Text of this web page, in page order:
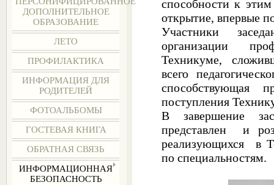
ДОПОЛНИТЕЛЬНОЕ
ОБРАЗОВАНИЕ
ЛЕТО
ПРОФИЛАКТИКА
ИНФОРМАЦИЯ ДЛЯ
РОДИТЕЛЕЙ
ФОТОАЛЬБОМЫ
ГОСТЕВАЯ КНИГА
ОБРАТНАЯ СВЯЗЬ
ИНФОРМАЦИОННАЯ
БЕЗОПАСНОСТЬ
способности к
открытие, впервые
Участники
организации
Техникуме,
всего
способствующая
поступления
В завершение
представлен и
реализующихся в
по специальностям.